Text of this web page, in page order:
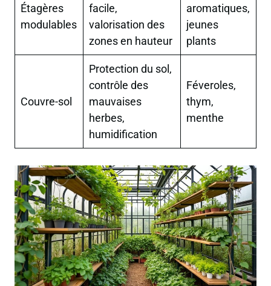
Étagères
modulables
facile,
valorisation des
zones en hauteur
aromatiques,
jeunes
plants
Couvre-sol
Protection du sol,
contrôle des
mauvaises
herbes,
humidification
Féveroles,
thym,
menthe